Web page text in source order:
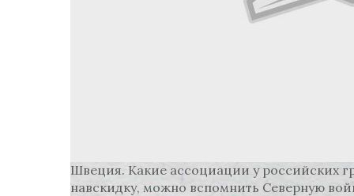
Швеция. Какие ассоциации у российских
навскидку, можно вспомнить Северную